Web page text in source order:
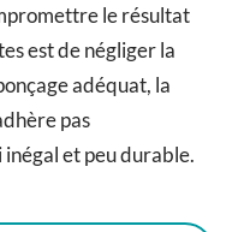
le résultat
est de négliger la
adéquat, la
pas
et peu durable.